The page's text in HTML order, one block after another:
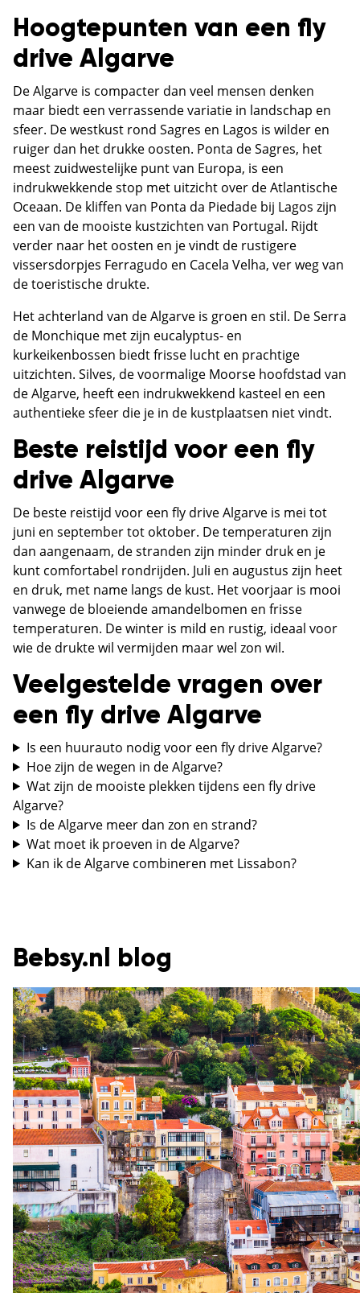
Hoogtepunten van een fly
drive Algarve
De Algarve is compacter dan veel mensen denken
maar biedt een verrassende variatie in landschap en
sfeer. De westkust rond Sagres en Lagos is wilder en
ruiger dan het drukke oosten. Ponta de Sagres, het
meest zuidwestelijke punt van Europa, is een
indrukwekkende stop met uitzicht over de Atlantische
Oceaan. De kliffen van Ponta da Piedade bij Lagos zijn
een van de mooiste kustzichten van Portugal. Rijdt
verder naar het oosten en je vindt de rustigere
vissersdorpjes Ferragudo en Cacela Velha, ver weg van
de toeristische drukte.
Het achterland van de Algarve is groen en stil. De Serra
de Monchique met zijn eucalyptus- en
kurkeikenbossen biedt frisse lucht en prachtige
uitzichten. Silves, de voormalige Moorse hoofdstad van
de Algarve, heeft een indrukwekkend kasteel en een
authentieke sfeer die je in de kustplaatsen niet vindt.
Beste reistijd voor een fly
drive Algarve
De beste reistijd voor een fly drive Algarve is mei tot
juni en september tot oktober. De temperaturen zijn
dan aangenaam, de stranden zijn minder druk en je
kunt comfortabel rondrijden. Juli en augustus zijn heet
en druk, met name langs de kust. Het voorjaar is mooi
vanwege de bloeiende amandelbomen en frisse
temperaturen. De winter is mild en rustig, ideaal voor
wie de drukte wil vermijden maar wel zon wil.
Veelgestelde vragen over
een fly drive Algarve
Is een huurauto nodig voor een fly drive Algarve?
Hoe zijn de wegen in de Algarve?
Wat zijn de mooiste plekken tijdens een fly drive
Algarve?
Is de Algarve meer dan zon en strand?
Wat moet ik proeven in de Algarve?
Kan ik de Algarve combineren met Lissabon?
Bebsy.nl blog